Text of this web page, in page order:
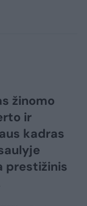
žinomo
ir
kadras
prestižinis